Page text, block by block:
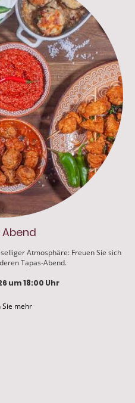
Atmosphäre: Freuen Sie sich
Tapas-Abend.
um 18:00 Uhr
Sie mehr